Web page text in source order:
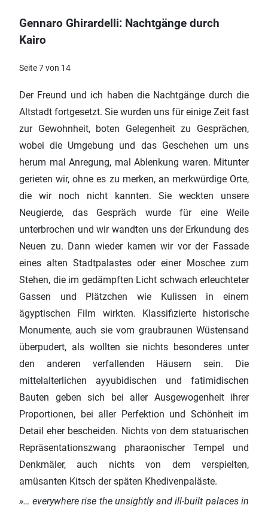
Gennaro Ghirardelli: Nachtgänge durch
Kairo
Seite 7 von 14
Der Freund und ich haben die Nachtgänge durch die
Altstadt fortgesetzt. Sie wurden uns für einige Zeit fast
zur Gewohnheit, boten Gelegenheit zu Gesprächen,
wobei die Umgebung und das Geschehen um uns
herum mal Anregung, mal Ablenkung waren. Mitunter
gerieten wir, ohne es zu merken, an merkwürdige Orte,
die wir noch nicht kannten. Sie weckten unsere
Neugierde, das Gespräch wurde für eine Weile
unterbrochen und wir wandten uns der Erkundung des
Neuen zu. Dann wieder kamen wir vor der Fassade
eines alten Stadtpalastes oder einer Moschee zum
Stehen, die im gedämpften Licht schwach erleuchteter
Gassen und Plätzchen wie Kulissen in einem
ägyptischen Film wirkten. Klassifizierte historische
Monumente, auch sie vom graubraunen Wüstensand
überpudert, als wollten sie nichts besonderes unter
den anderen verfallenden Häusern sein. Die
mittelalterlichen ayyubidischen und fatimidischen
Bauten geben sich bei aller Ausgewogenheit ihrer
Proportionen, bei aller Perfektion und Schönheit im
Detail eher bescheiden. Nichts von dem statuarischen
Repräsentationszwang pharaonischer Tempel und
Denkmäler, auch nichts von dem verspielten,
amüsanten Kitsch der späten Khedivenpaläste.
»… everywhere rise the unsightly and ill-built palaces in